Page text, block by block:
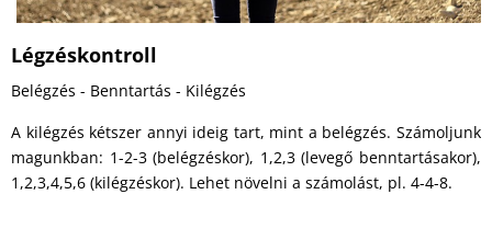
Légzéskontroll
Belégzés - Benntartás - Kilégzés
A kilégzés kétszer annyi ideig tart, mint a belégzés. Számoljunk
magunkban: 1-2-3 (belégzéskor), 1,2,3 (levegő benntartásakor),
1,2,3,4,5,6 (kilégzéskor). Lehet növelni a számolást, pl. 4-4-8.